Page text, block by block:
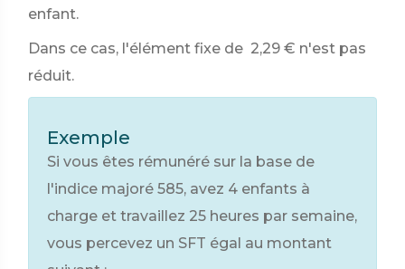
enfant.
Dans ce cas, l'élément fixe de 2,29 € n'est pas
réduit.
Exemple
Si vous êtes rémunéré sur la base de
l'indice majoré 585, avez 4 enfants à
charge et travaillez 25 heures par semaine,
vous percevez un SFT égal au montant